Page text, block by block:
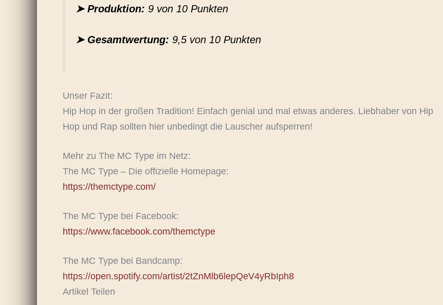
➤ Produktion: 9 von 10 Punkten
➤ Gesamtwertung: 9,5 von 10 Punkten
Unser Fazit:
Hip Hop in der großen Tradition! Einfach genial und mal etwas anderes. Liebhaber von Hip
Hop und Rap sollten hier unbedingt die Lauscher aufsperren!
Mehr zu The MC Type im Netz:
The MC Type – Die offizielle Homepage:
https://themctype.com/
The MC Type bei Facebook:
https://www.facebook.com/themctype
The MC Type bei Bandcamp:
https://open.spotify.com/artist/2tZnMlb6lepQeV4yRbIph8
Artikel Teilen